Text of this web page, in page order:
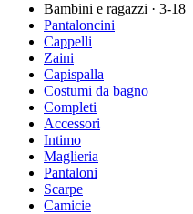
Bambini e ragazzi · 3-18
Pantaloncini
Cappelli
Zaini
Capispalla
Costumi da bagno
Completi
Accessori
Intimo
Maglieria
Pantaloni
Scarpe
Camicie